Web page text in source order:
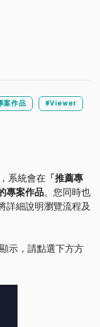
案作品
#Viewer
系統會在 「推薦專
專案作品。您同時也
詳細說明瀏覽流程及
示，請點選下方方